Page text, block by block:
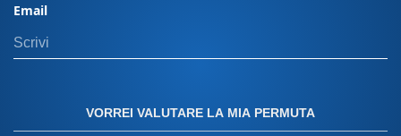
Messa su strada più eventuali equipaggiamenti
aggiuntivi sull' auto non incluse devono essere
calcolate a parte. "Le immagini presenti sul sito
Email
VORREI VALUTARE LA MIA PERMUTA